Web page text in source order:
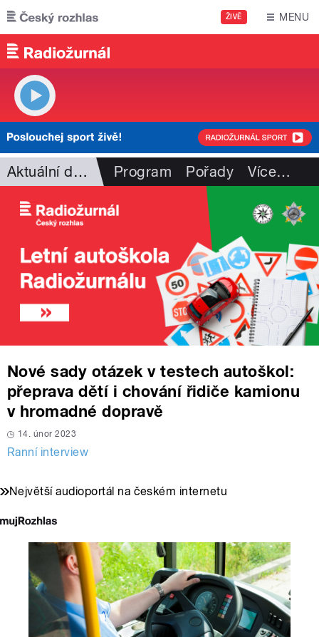
Přejít k hlavnímu obsahu
ŽIVĚ MENU
Aktuální dění Program Pořady Více…
Nové sady otázek v testech autoškol:
přeprava dětí i chování řidiče kamionu
v hromadné dopravě
14. únor 2023
Ranní interview
Největší audioportál na českém internetu